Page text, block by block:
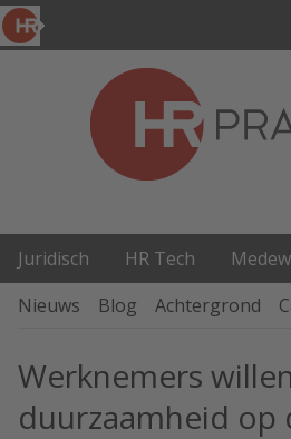
Juridisch HR Tech
Nieuws
Blog Achtergrond
Werknemers
duurzaamheid op